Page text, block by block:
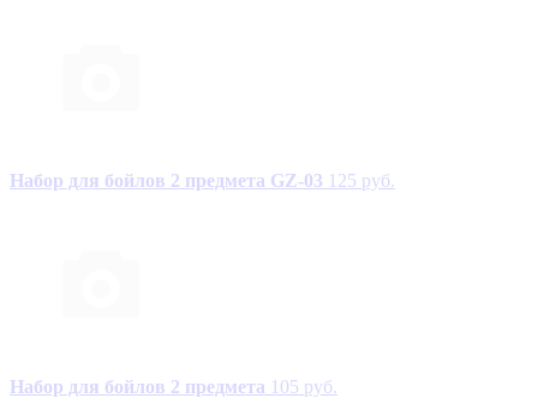
Набор для бойлов 2 предмета GZ-03 125 руб.
Набор для бойлов 2 предмета 105 руб.